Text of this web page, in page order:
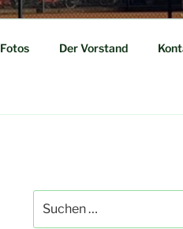
Fotos Der Vorstand
nach: